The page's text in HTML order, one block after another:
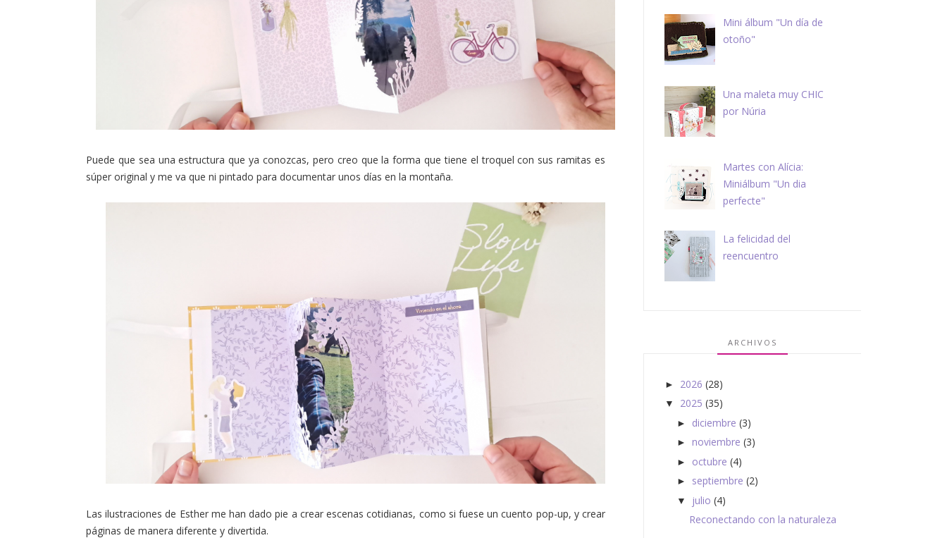
Puede que sea una estructura que ya conozcas, pero creo que la forma que tiene el troquel con sus ramitas es
súper original y me va que ni pintado para documentar unos días en la montaña.
Las ilustraciones de Esther me han dado pie a crear escenas cotidianas, como si fuese un cuento pop-up, y crear
páginas de manera diferente y divertida.
Mini álbum "Un día de
otoño"
Una maleta muy CHIC
por Núria
Martes con Alícia:
Miniálbum "Un dia
perfecte"
La felicidad del
reencuentro
ARCHIVOS
► 2026 (28)
▼ 2025 (35)
► diciembre (3)
► noviembre (3)
► octubre (4)
► septiembre (2)
▼ julio (4)
Reconectando con la naturaleza